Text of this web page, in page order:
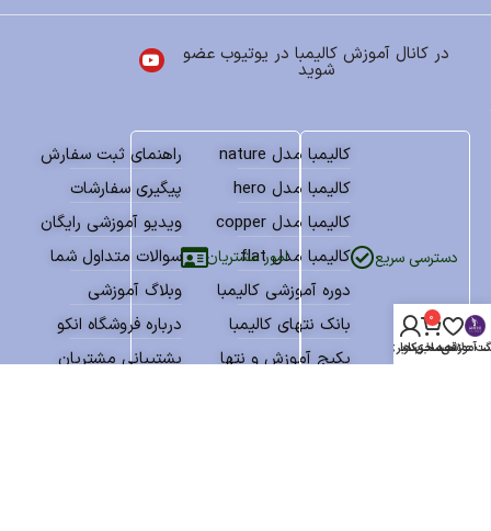
در کانال آموزش کالیمبا در یوتیوب عضو
شوید
دسترسی سریع
کالیمبا مدل nature
کالیمبا مدل hero
کالیمبا مدل copper
کالیمبا مدل flat
دوره آموزشی کالیمبا
بانک نتهای کالیمبا
پکیج آموزش و نتها
امور مشتریان
راهنمای ثبت سفارش
پیگیری سفارشات
ویدیو آموزشی رایگان
سوالات متداول شما
وبلاگ آموزشی
درباره فروشگاه انکو
پشتیبانی مشتریان
آموزشی
علاقه مندی ها
0
سبد خرید
حساب کاربری من